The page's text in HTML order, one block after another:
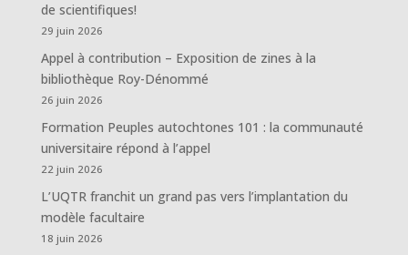
de scientifiques!
29 juin 2026
Appel à contribution – Exposition de zines à la
bibliothèque Roy-Dénommé
26 juin 2026
Formation Peuples autochtones 101 : la communauté
universitaire répond à l’appel
22 juin 2026
L’UQTR franchit un grand pas vers l’implantation du
modèle facultaire
18 juin 2026